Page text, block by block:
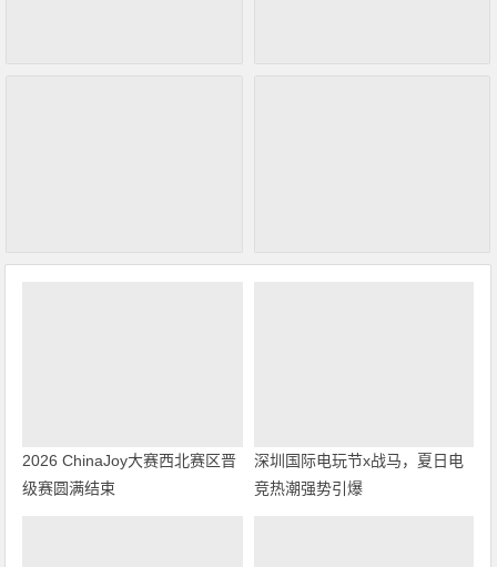
2026 ChinaJoy大赛西北赛区晋
级赛圆满结束
深圳国际电玩节x战马，夏日电
竞热潮强势引爆